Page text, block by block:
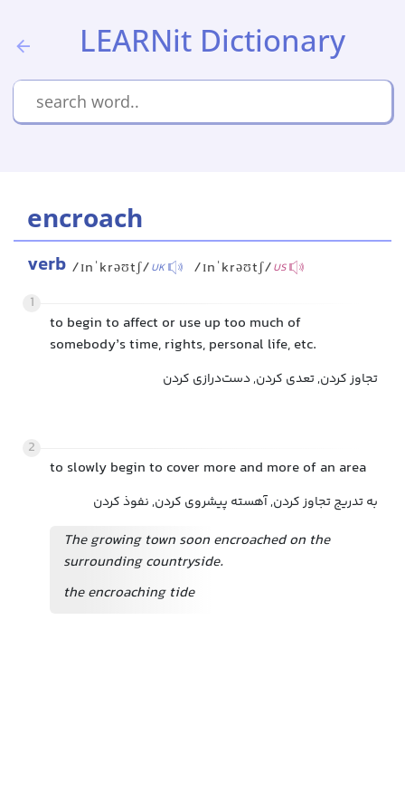
LEARNit Dictionary
encroach
verb /ɪnˈkrəʊtʃ/UK /ɪnˈkrəʊtʃ/US
1
to begin to affect or use up too much of
somebody’s time, rights, personal life, etc.
تجاوز کردن, تعدی کردن, دست‌درازی کردن
2
to slowly begin to cover more and more of an area
به تدریج تجاوز کردن, آهسته پیشروی کردن, نفوذ کردن
The growing town soon encroached on the
surrounding countryside.
the encroaching tide